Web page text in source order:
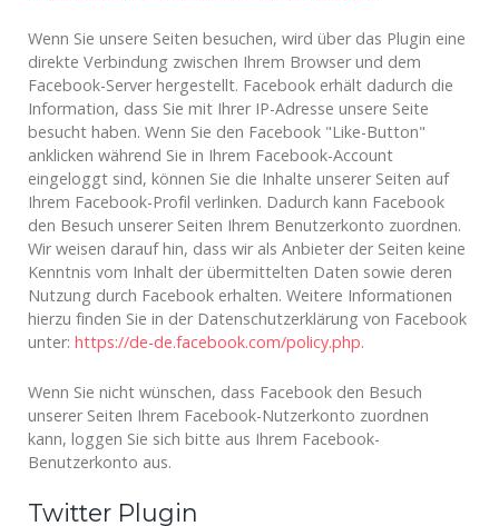
Wenn Sie unsere Seiten besuchen, wird über das Plugin eine
direkte Verbindung zwischen Ihrem Browser und dem
Facebook-Server hergestellt. Facebook erhält dadurch die
Information, dass Sie mit Ihrer IP-Adresse unsere Seite
besucht haben. Wenn Sie den Facebook "Like-Button"
anklicken während Sie in Ihrem Facebook-Account
eingeloggt sind, können Sie die Inhalte unserer Seiten auf
Ihrem Facebook-Profil verlinken. Dadurch kann Facebook
den Besuch unserer Seiten Ihrem Benutzerkonto zuordnen.
Wir weisen darauf hin, dass wir als Anbieter der Seiten keine
Kenntnis vom Inhalt der übermittelten Daten sowie deren
Nutzung durch Facebook erhalten. Weitere Informationen
hierzu finden Sie in der Datenschutzerklärung von Facebook
unter: https://de-de.facebook.com/policy.php.
Wenn Sie nicht wünschen, dass Facebook den Besuch
unserer Seiten Ihrem Facebook-Nutzerkonto zuordnen
kann, loggen Sie sich bitte aus Ihrem Facebook-
Benutzerkonto aus.
Twitter Plugin